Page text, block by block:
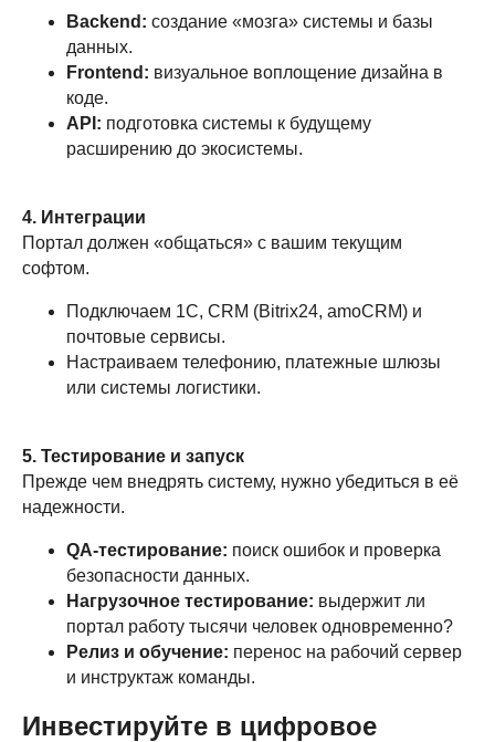
Backend: создание «мозга» системы и базы
данных.
Frontend: визуальное воплощение дизайна в
коде.
API: подготовка системы к будущему
расширению до экосистемы.
4. Интеграции
Портал должен «общаться» с вашим текущим
софтом.
Подключаем 1С, CRM (Bitrix24, amoCRM) и
почтовые сервисы.
Настраиваем телефонию, платежные шлюзы
или системы логистики.
5. Тестирование и запуск
Прежде чем внедрять систему, нужно убедиться в её
надежности.
QA-тестирование: поиск ошибок и проверка
безопасности данных.
Нагрузочное тестирование: выдержит ли
портал работу тысячи человек одновременно?
Релиз и обучение: перенос на рабочий сервер
и инструктаж команды.
Инвестируйте в цифровое
2021 KUTMedia. Все права защищены
Политика конфиденциальности
Magnific (ранее Freepik) и Flaticon.
ИНН: 381506804470
ОГРНИП: 324246800034140
Услуги
Сайты услуг
Интернет-магазины
Регистрация товарного знака
Дизайн полиграфии
Логотип и фирменный стиль
Брендинг
Мы в социальных сетях